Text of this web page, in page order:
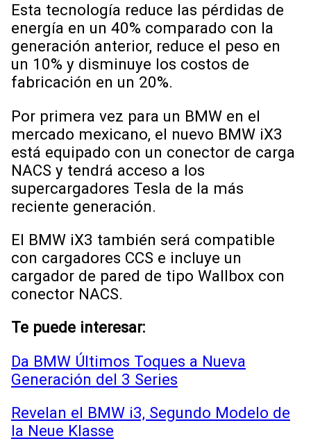
Esta tecnología reduce las pérdidas de
energía en un 40% comparado con la
generación anterior, reduce el peso en
un 10% y disminuye los costos de
fabricación en un 20%.
Por primera vez para un BMW en el
mercado mexicano, el nuevo BMW iX3
está equipado con un conector de carga
NACS y tendrá acceso a los
supercargadores Tesla de la más
reciente generación.
El BMW iX3 también será compatible
con cargadores CCS e incluye un
cargador de pared de tipo Wallbox con
conector NACS.
Te puede interesar:
Da BMW Últimos Toques a Nueva
Generación del 3 Series
Revelan el BMW i3, Segundo Modelo de
la Neue Klasse